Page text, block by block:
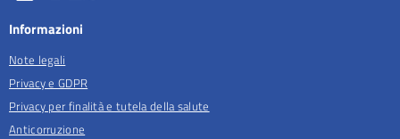
Informazioni
Note legali
Privacy e GDPR
Privacy per finalità e tutela della salute
Anticorruzione